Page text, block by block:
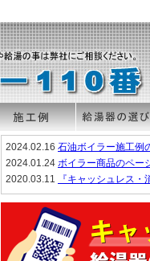
2024.02.16 石油ボイラー施工例
2024.01.24 ボイラー商品のペー
2020.03.11
『キャッシュレス・